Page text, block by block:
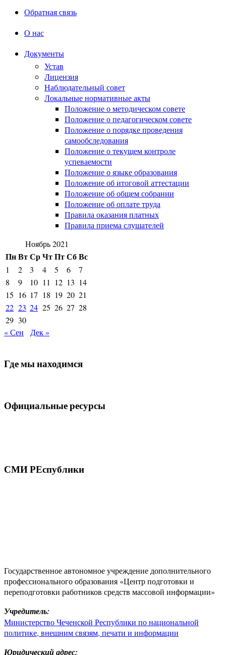
Обратная связь
О нас
Документы
Устав
Лицензия
Наблюдательный совет
Локальные нормативные акты
Положение о методическом совете
Положение о педагогическом совете
Положение о порядке проведения
самообследования
Положение о текущем контроле
успеваемости
Положение о языке образования
Положение об итоговой аттестации
Положение об общем собрании
Положение об оплате труда
Правила оказания платных
Правила приема слушателей
Ноябрь 2021
ПнВтСрЧтПтСбВс
1 2 3 4 5 6
7
8
9 10 11 12 13 14
15 16 17 18 19 20 21
22 23 24 25 26 27 28
29 30
« Сен
Дек »
Где мы находимся
Официальные ресурсы
СМИ РЕспублики
Государственное автономное учреждение дополнительного
профессионального образования «Центр подготовки и
переподготовки работников средств массовой информации»
Учредитель:
Министерство Чеченской Республики по национальной
политике, внешним связям, печати и информации
Юридический адрес: